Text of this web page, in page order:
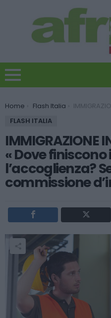
You are here:
Home Flash Italia
IMMIGRAZIONE IN ITALIA: La Lega: « Dove finiscono i fondi per
FLASH ITALIA
IMMIGRAZIONE
« Dove
l’accoglienza?
commissione